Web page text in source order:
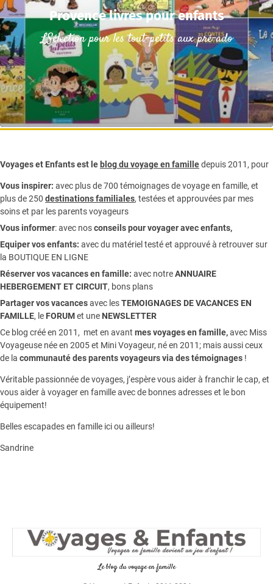
Provence livres pour enfants
LSélection pour les tout-petits aux pré-ado
Voyages et Enfants est le blog du voyage en familledepuis 2011, pour
Vous inspirer: avec plus de 700 témoignages devoyage en famille, et
plus de 250 destinations familiales, testées et approuvées par mes
soins et par les parents voyageurs
Vous informer:avec nosconseils pour voyager avec enfants,
Equiper vos enfants: avec du matériel testé et approuvé à retrouver sur
la BOUTIQUE EN LIGNE
Réserver vos vacances en famille: avec notreANNUAIRE
HEBERGEMENT ET CIRCUIT, bons plans
Partager vos vacancesavec lesTEMOIGNAGES DE VACANCES EN
FAMILLE, le FORUMet une NEWSLETTER
Ce blog créé en 2011, met en avant mes voyages en famille,avec Miss
Voyageuse née en 2005 et Mini Voyageur, né en 2011; mais aussi ceux
de la communauté des parents voyageurs via des témoignages !
Véritable passionnée de voyages, j’espère vous aider à franchir le cap, et
vous aider à voyager en famille avec de bonnes adresses et le bon
équipement!
Belles escapades en famille ici ou ailleurs!
Sandrine
Le blog du voyage en famille